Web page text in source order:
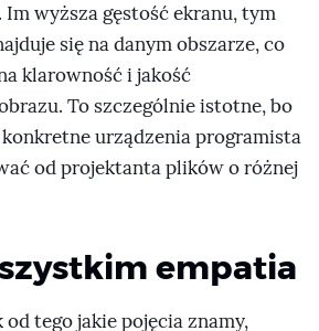
Im wyższa gęstość ekranu, tym
się na danym obszarze, co
klarowność i jakość
To szczególnie istotne, bo
urządzenia programista
od projektanta plików o różnej
empatia
tego jakie pojęcia znamy,